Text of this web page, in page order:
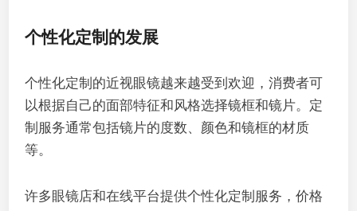
个性化定制的发展
个性化定制的近视眼镜越来越受到欢迎，消费者可
以根据自己的面部特征和风格选择镜框和镜片。定
制服务通常包括镜片的度数、颜色和镜框的材质
等。
许多眼镜店和在线平台提供个性化定制服务，价格